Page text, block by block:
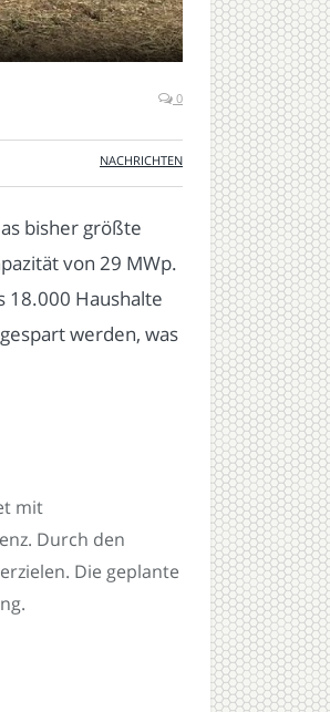
0
NACHRICHTEN
bisher größte
von 29 MWp.
18.000 Haushalte
werden, was
mit
Durch den
Die geplante